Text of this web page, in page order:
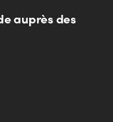
auprès des